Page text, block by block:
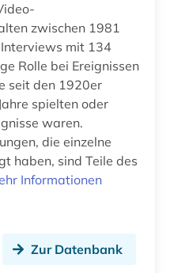
zwischen 1981
mit 134
Rolle bei Ereignissen
seit den 1920er
spielten oder
waren.
die einzelne
haben, sind Teile des
Informationen
Zur Datenbank